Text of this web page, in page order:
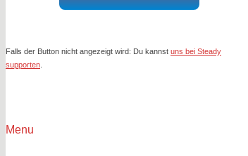
Falls der Button nicht angezeigt wird: Du kannst uns bei Steady
supporten
Menu